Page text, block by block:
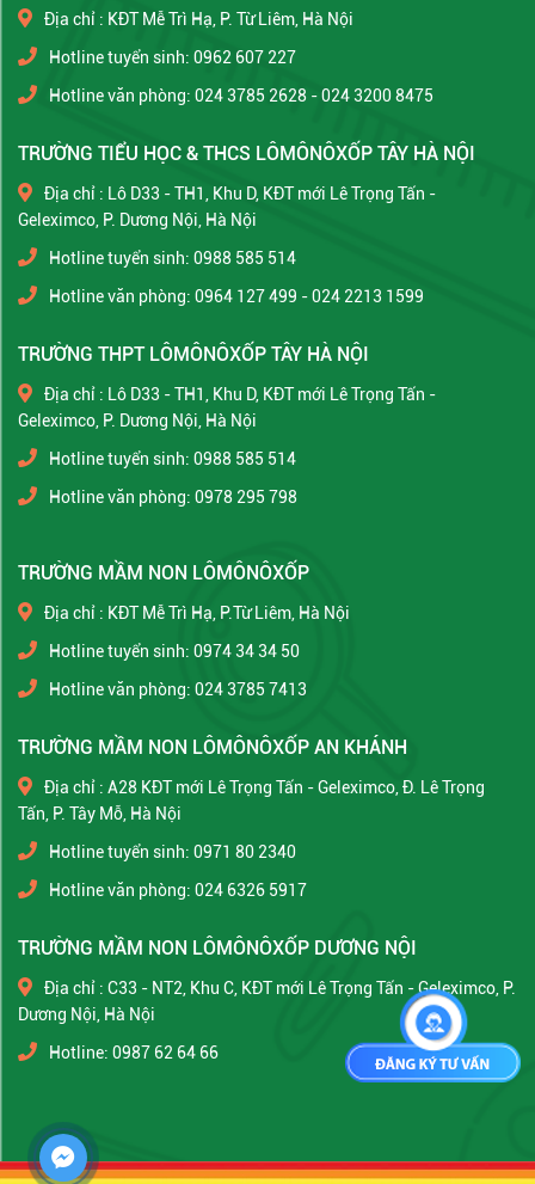
Địa chỉ : KĐT Mễ Trì Hạ, P. Từ Liêm, Hà Nội
Hotline tuyển sinh: 0962 607 227
Hotline văn phòng: 024 3785 2628 - 024 3200 8475
TRƯỜNG TIỂU HỌC & THCS LÔMÔNÔXỐP TÂY HÀ NỘI
Địa chỉ : Lô D33 - TH1, Khu D, KĐT mới Lê Trọng Tấn -
Geleximco, P. Dương Nội, Hà Nội
Hotline tuyển sinh: 0988 585 514
Hotline văn phòng: 0964 127 499 - 024 2213 1599
TRƯỜNG THPT LÔMÔNÔXỐP TÂY HÀ NỘI
Địa chỉ : Lô D33 - TH1, Khu D, KĐT mới Lê Trọng Tấn -
Geleximco, P. Dương Nội, Hà Nội
Hotline tuyển sinh: 0988 585 514
Hotline văn phòng: 0978 295 798
TRƯỜNG MẦM NON LÔMÔNÔXỐP
Địa chỉ : KĐT Mễ Trì Hạ, P.Từ Liêm, Hà Nội
Hotline tuyển sinh: 0974 34 34 50
Hotline văn phòng: 024 3785 7413
TRƯỜNG MẦM NON LÔMÔNÔXỐP AN KHÁNH
Địa chỉ : A28 KĐT mới Lê Trọng Tấn - Geleximco, Đ. Lê Trọng
Tấn, P. Tây Mỗ, Hà Nội
Hotline tuyển sinh: 0971 80 2340
Hotline văn phòng: 024 6326 5917
TRƯỜNG MẦM NON LÔMÔNÔXỐP DƯƠNG NỘI
Địa chỉ : C33 - NT2, Khu C, KĐT mới Lê Trọng Tấn - Geleximco, P.
Dương Nội, Hà Nội
Hotline: 0987 62 64 66